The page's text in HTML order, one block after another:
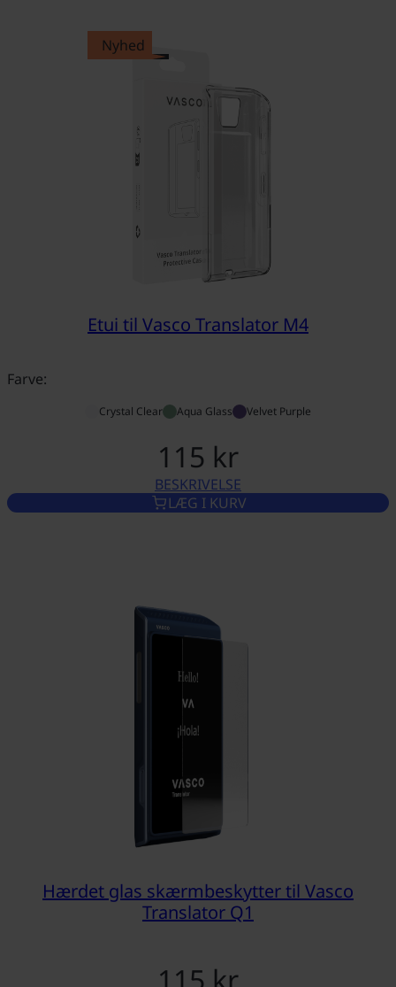
Nyhed
Etui til Vasco Translator M4
Farve:
Crystal Clear Aqua Glass Velvet Purple
115 kr
BESKRIVELSEETUI TIL VASCO
LÆG I KURV
Hærdet glas skærmbeskytter til Vasco
Translator Q1